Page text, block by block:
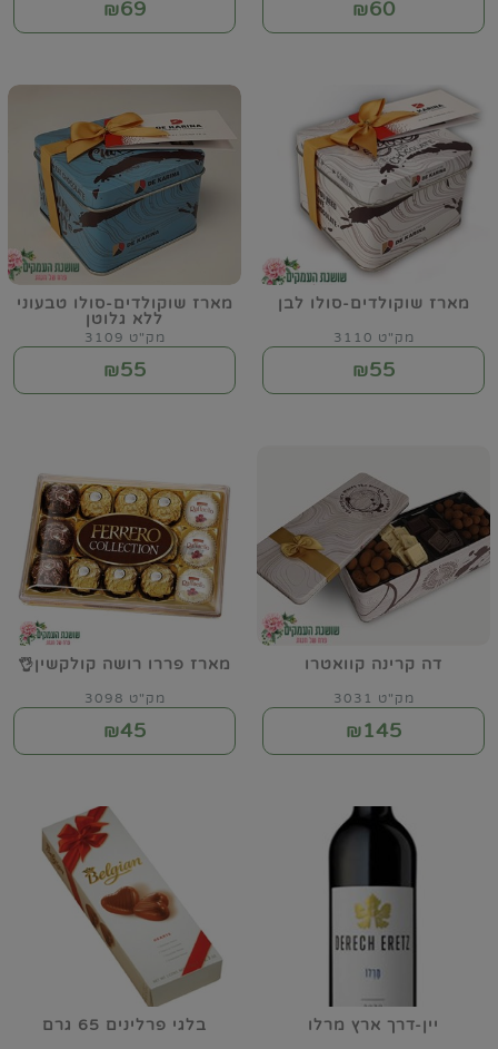
₪60
₪69
מארז שוקולדים-סולו לבן
מק"ט 3110
₪55
מארז שוקולדים-סולו טבעוני
ללא גלוטן
מק"ט 3109
₪55
דה קרינה קוואטרו
מק"ט 3031
₪145
מארז פררו רושה קולקשין👌
מק"ט 3098
₪45
יין-דרך ארץ מרלו בלגי פרלינים 65 גרם